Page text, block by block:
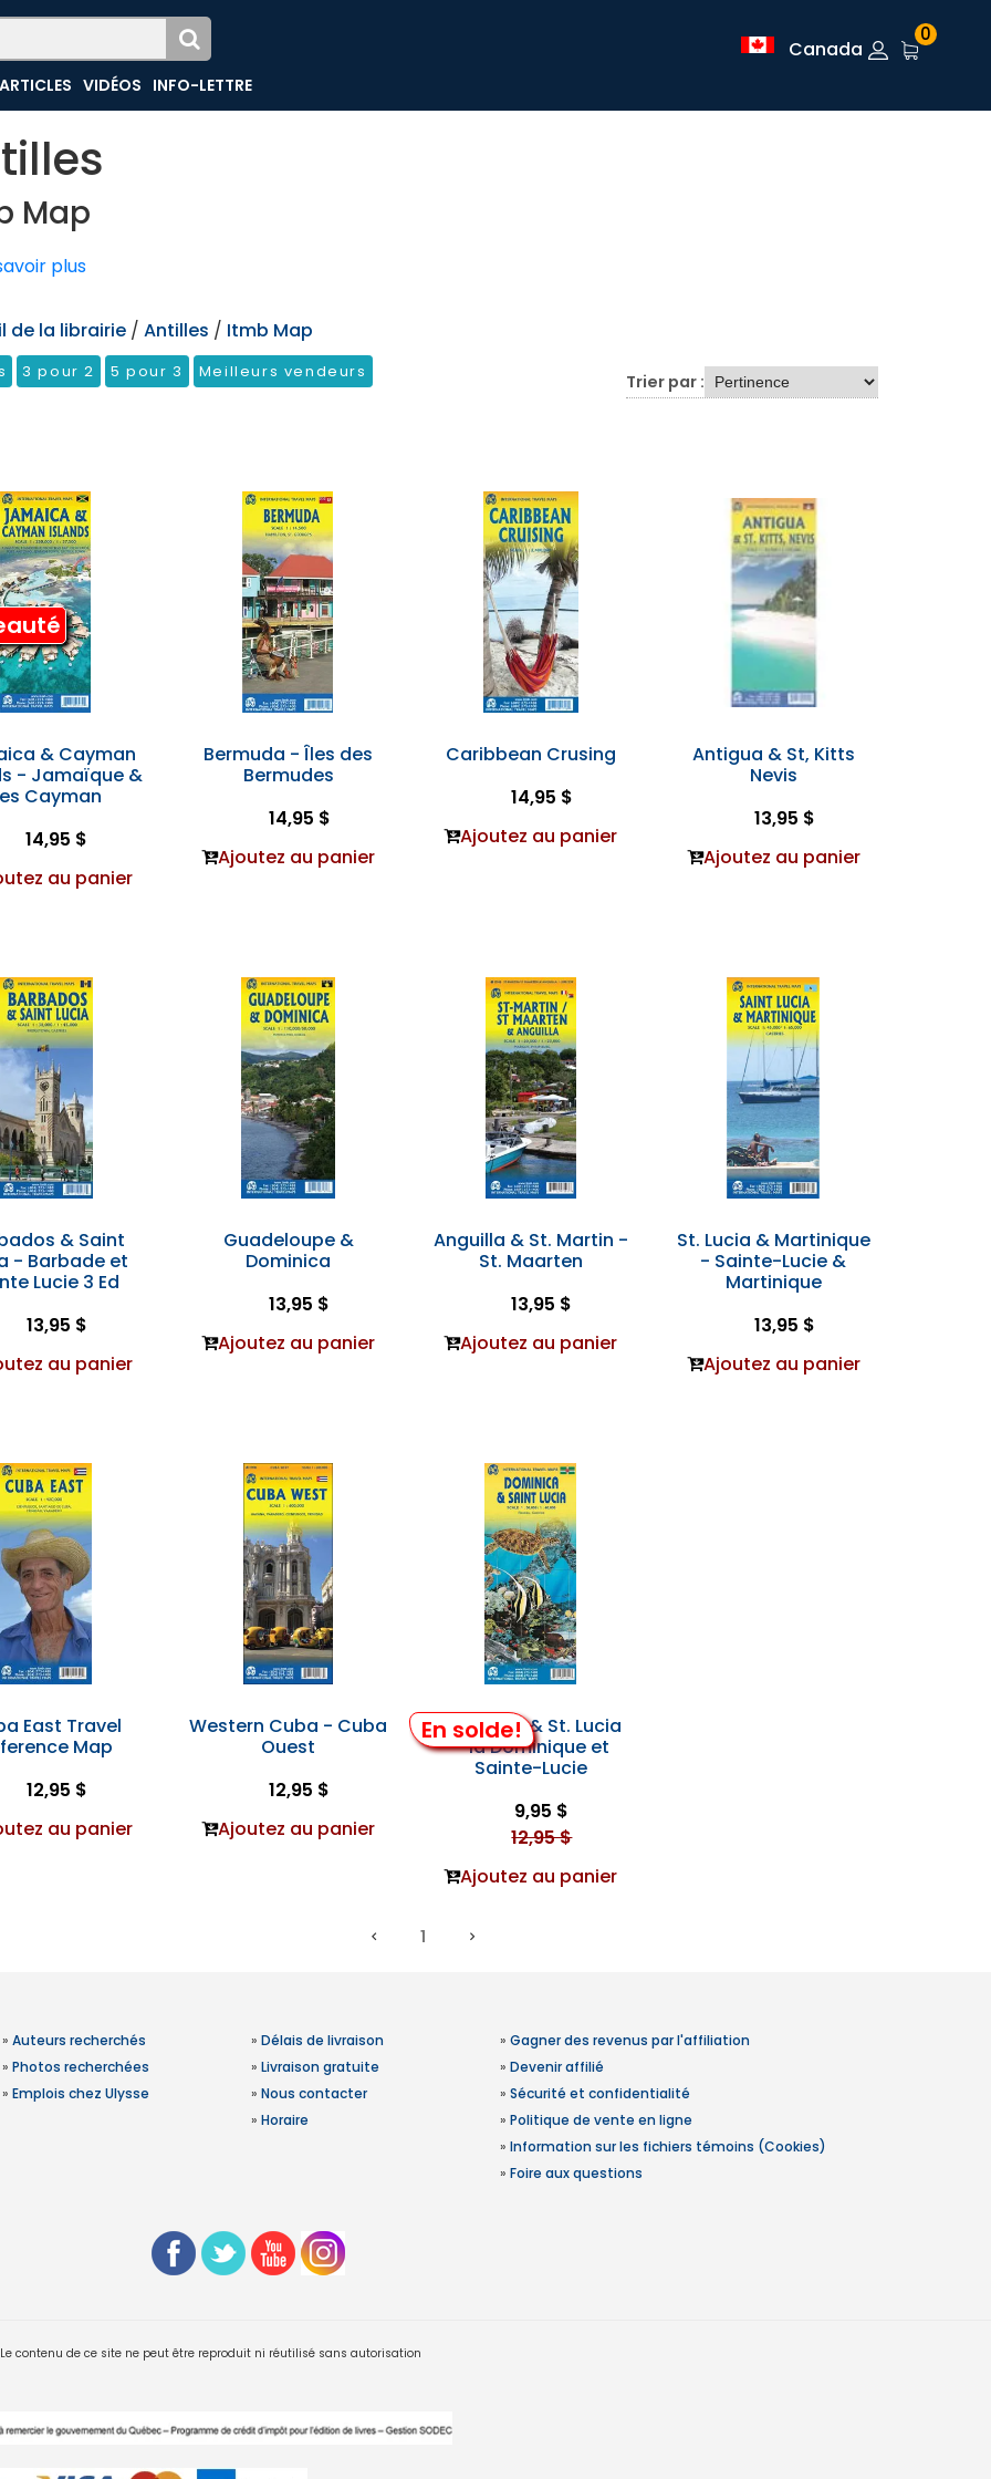
VIDÉOS INFO-LETTRE
Canada
0
Map
plus
de la librairie / Antilles / Itmb Map
3 pour 2 5 pour 3 Meilleurs vendeurs Trier par :
& Cayman
- Jamaïque &
Cayman
14,95 $
au panier
Bermuda - Îles des
Bermudes
14,95 $
Ajoutez au panier
Caribbean Crusing
14,95 $
Ajoutez au panier
Antigua & St, Kitts
Nevis
13,95 $
Ajoutez au panier
& Saint
- Barbade et
Lucie 3 Ed
13,95 $
au panier
Guadeloupe &
Dominica
13,95 $
Ajoutez au panier
Anguilla & St. Martin -
St. Maarten
13,95 $
Ajoutez au panier
St. Lucia & Martinique
- Sainte-Lucie &
Martinique
13,95 $
Ajoutez au panier
East Travel
Map
12,95 $
au panier
Western Cuba - Cuba
Ouest
12,95 $
Ajoutez au panier
En solde!
Dominica & St. Lucia
– la Dominique et
Sainte-Lucie
9,95 $
12,95 $
Ajoutez au panier
1
» Auteurs recherchés
» Photos recherchées
» Emplois chez Ulysse
» Délais de livraison
» Livraison gratuite
» Nous contacter
» Horaire
» Gagner des revenus par l'affiliation
» Devenir affilié
» Sécurité et confidentialité
» Politique de vente en ligne
» Information sur les fichiers témoins (Cookies)
» Foire aux questions
contenu de ce site ne peut être reproduit ni réutilisé sans autorisation